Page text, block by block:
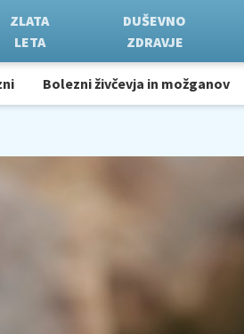
ZLATA
LETA
DUŠEVNO
ZDRAVJE
Bolezni živčevja in možganov